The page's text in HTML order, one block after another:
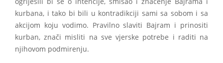
kurbana, i tako bi bili u kontradikciji sami sa sobom i sa
akcijom koju vodimo. Pravilno slaviti Bajram i prinositi
kurban, znači misliti na sve vjerske potrebe i raditi na
njihovom podmirenju.